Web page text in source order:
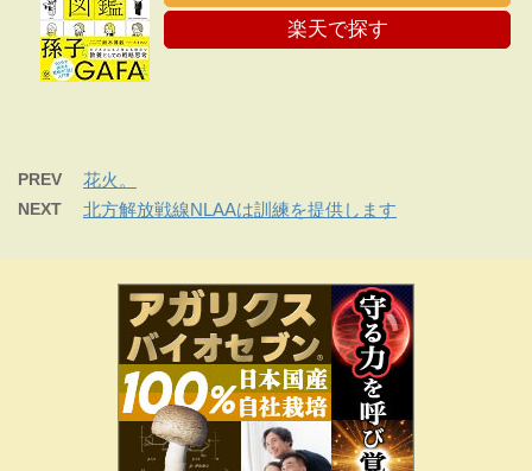
楽天で探す
PREV 花火。
NEXT 北方解放戦線NLAAは訓練を提供します